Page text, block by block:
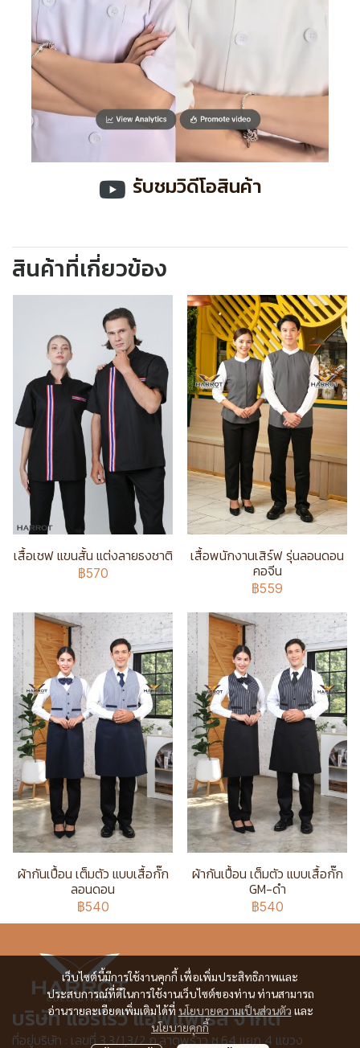
รับชมวิดีโอสินค้า
สินค้าที่เกี่ยวข้อง
เสื้อเชฟ แขนสั้น แต่งลายธงชาติ
฿570
เสื้อพนักงานเสิร์ฟ รุ่นลอนดอน
คอจีน
฿559
ผ้ากันเปื้อน เต็มตัว แบบเสื้อกั๊ก
ลอนดอน
฿540
ผ้ากันเปื้อน เต็มตัว แบบเสื้อกั๊ก
GM-ดำ
฿540
เว็บไซต์นี้มีการใช้งานคุกกี้ เพื่อเพิ่มประสิทธิภาพและ
ประสบการณ์ที่ดีในการใช้งานเว็บไซต์ของท่าน ท่านสามารถ
อ่านรายละเอียดเพิ่มเติมได้ที่ นโยบายความเป็นส่วนตัว และ
นโยบายคุกกี้
บริษัท แอร์โรว์ แอพแพเรล จำกัด
ที่อยู่บริษัท : เลขที่ 3,3/1,3/2 ก.ลาดพร้าว ซ.64 แยก 4 แขวง